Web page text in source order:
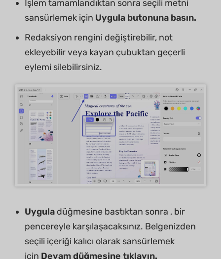
İşlem tamamlandıktan sonra seçili metni
sansürlemek için Uygula butonuna basın.
Redaksiyon rengini değiştirebilir, not
ekleyebilir veya kayan çubuktan geçerli
eylemi silebilirsiniz.
Uygula düğmesine bastıktan sonra , bir
pencereyle karşılaşacaksınız. Belgenizden
seçili içeriği kalıcı olarak sansürlemek
için Devam düğmesine tıklayın.